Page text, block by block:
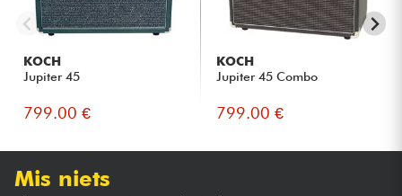
KOCH
Jupiter 45
799.00 €
KOCH
Jupiter 45 Combo
799.00 €
Mis niets